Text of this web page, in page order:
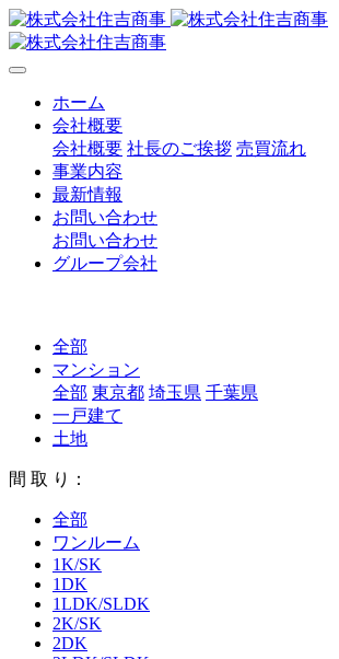
ホーム
会社概要
会社概要 社長のご挨拶 売買流れ
事業内容
最新情報
お問い合わせ
お問い合わせ
グループ会社
全部
マンション
全部 東京都 埼玉県 千葉県
一戸建て
土地
間 取 り：
全部
ワンルーム
1K/SK
1DK
1LDK/SLDK
2K/SK
2DK